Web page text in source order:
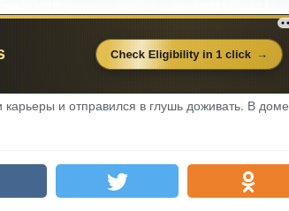
и отправился в глушь доживать. В доме